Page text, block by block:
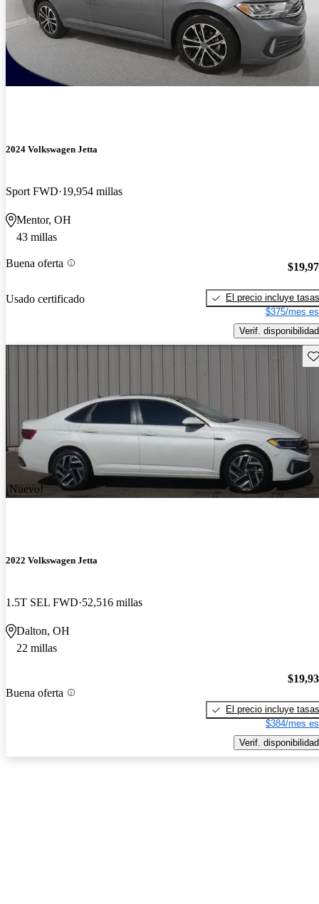
2024 Volkswagen Jetta
Sport FWD 19,954 millas
Mentor, OH
43 millas
Buena oferta
Usado certificado
El precio incluye tasas
$375/mes
Verif. disponibilidad
¡Nuevo!
2022 Volkswagen Jetta
1.5T SEL FWD 52,516 millas
Dalton, OH
22 millas
Buena oferta
El precio incluye tasas
$384/mes
Verif. disponibilidad